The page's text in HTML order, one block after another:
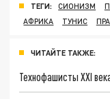
ТЕГИ: СИОНИЗМ
АФРИКА
ТУНИС
ЧИТАЙТЕ ТАКЖЕ:
Технофашисты XXI